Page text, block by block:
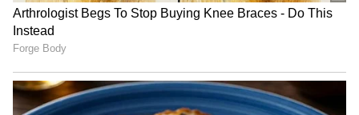
ಈ ಸಂದರ್ಭದಲ್ಲಿ ರೈತ ಮುಖಂಡರಾದ ಮಲ್ಲಿಕಾರ್ಜುನ
ಬಳ್ಳಾರಿ, ಶಿವಯೋಗಿ ಹೊಸಗೌಡ್ರ, ಜಾನ್ ಪುನಿತ್, ಸುಭಾಸ